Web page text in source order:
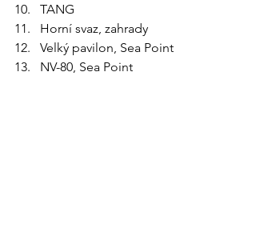
TANG
Horní svaz, zahrady
Velký pavilon, Sea Point
NV-80, Sea Point